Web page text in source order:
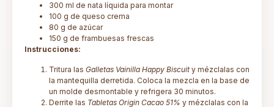
300 ml de nata líquida para montar
100 g de queso crema
80 g de azúcar
150 g de frambuesas frescas
Instrucciones:
Tritura las Galletas Vainilla Happy Biscuit y mézclalas con
la mantequilla derretida. Coloca la mezcla en la base de
un molde desmontable y refrigera 30 minutos.
Derrite las Tabletas Origin Cacao 51% y mézclalas con la